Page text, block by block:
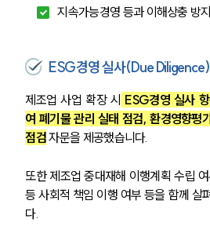
지속가능경영 등과 이해상충 방
ESG경영 실사(Due
제조업 사업 확장 시 ESG경영 실사
여 폐기물 관리 실태 점검, 환경영향평
점검 자문을 제공했습니다.
또한 제조업 중대재해 이행계획 수립
등 사회적 책임 이행 여부 등을 함께 살
다.